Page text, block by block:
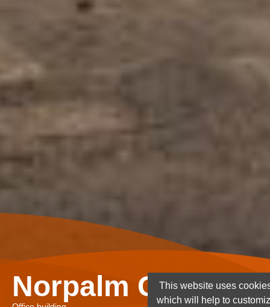
Norpalm Ghana
This website uses
which will help to